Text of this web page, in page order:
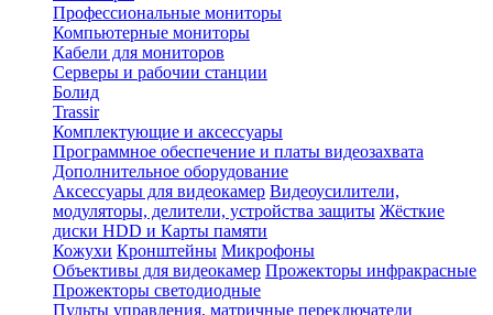
Профессиональные мониторы
Компьютерные мониторы
Кабели для мониторов
Серверы и рабочии станции
Болид
Trassir
Комплектующие и аксессуары
Программное обеспечение и платы видеозахвата
Дополнительное оборудование
Аксессуары для видеокамер Видеоусилители,
модуляторы, делители, устройства защиты Жёсткие
диски HDD и Карты памяти
Кожухи Кронштейны Микрофоны
Объективы для видеокамер Прожекторы инфракрасные
Прожекторы светодиодные
Пульты управления, матричные переключатели